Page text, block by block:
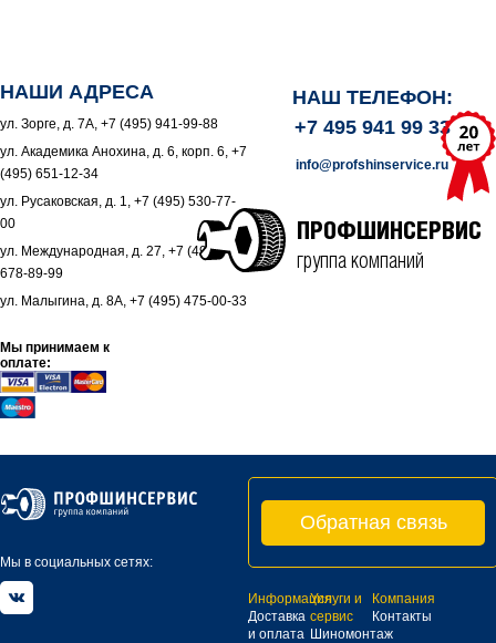
НАШИ АДРЕСА
ул. Зорге, д. 7А, +7 (495) 941-99-88
ул. Академика Анохина, д. 6, корп. 6, +7
(495) 651-12-34
ул. Русаковская, д. 1, +7 (495) 530-77-
00
ул. Международная, д. 27, +7 (495)
678-89-99
ул. Малыгина, д. 8А, +7 (495) 475-00-33
Мы принимаем к
оплате:
НАШ ТЕЛЕФОН:
+7 495 941 99 33
info@profshinservice.ru
ПРОФШИНСЕРВИС
группа компаний
Мы в социальных сетях:
Обратная связь
Информация
Доставка
и оплата
Услуги и
сервис
Шиномонтаж
Компания
Контакты